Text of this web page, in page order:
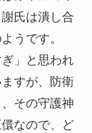
氏は潰し合
うです。
」と思われ
すが、防衛
その守護神
なので、ど